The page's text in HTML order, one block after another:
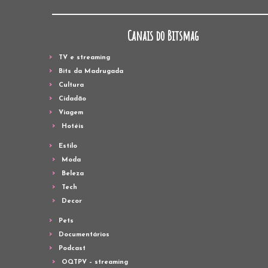
Canais do Bitsmag
TV e streaming
Bits da Madrugada
Cultura
Cidadão
Viagem
Hotéis
Estilo
Moda
Beleza
Tech
Decor
Pets
Documentários
Podcast
OQTPV – streaming